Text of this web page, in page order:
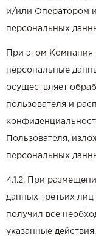
и/или Оператором
персональных
При этом Компания
персональные
осуществляет
пользователя и
Пользователя,
персональных
4.1.2. При
данных третьих лиц
получил все
указанные действия.